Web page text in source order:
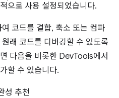
으로 사용 설정되었습니다.
여 코드를 결합, 축소 또는 컴파
원래 코드를 디버깅할 수 있도록
다음을 비롯한 DevTools에서
할 수 있습니다.
성 추천